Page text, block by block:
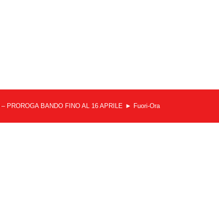
PROROGA BANDO FINO AL 16 APRILE Fuori-Ora